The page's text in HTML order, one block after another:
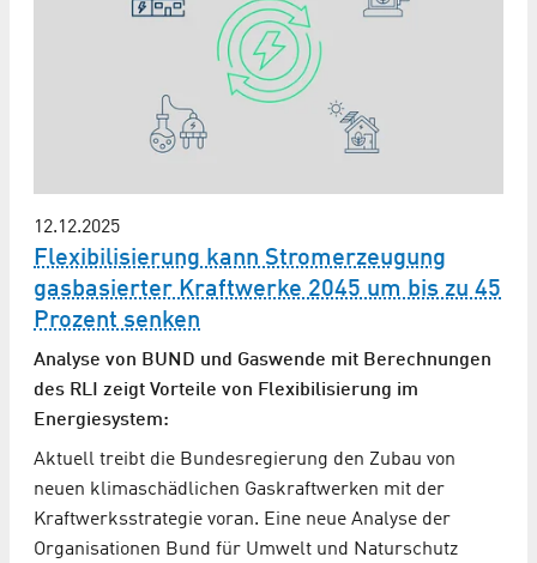
12.12.2025
Flexibilisierung kann Stromerzeugung
gasbasierter Kraftwerke 2045 um bis zu 45
Prozent senken
Analyse von BUND und Gaswende mit Berechnungen
des RLI zeigt Vorteile von Flexibilisierung im
Energiesystem:
Aktuell treibt die Bundesregierung den Zubau von
neuen klimaschädlichen Gaskraftwerken mit der
Kraftwerksstrategie voran. Eine neue Analyse der
Organisationen Bund für Umwelt und Naturschutz